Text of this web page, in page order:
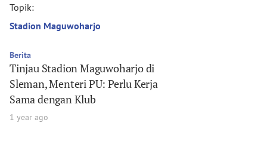
Topik:
Stadion Maguwoharjo
Berita
Tinjau Stadion Maguwoharjo di
Sleman, Menteri PU: Perlu Kerja
Sama dengan Klub
1 year ago